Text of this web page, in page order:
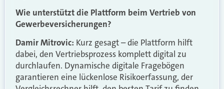
Wie unterstützt die Plattform beim Vertrieb von
Gewerbeversicherungen?
Damir Mitrovic: Kurz gesagt – die Plattform hilft
dabei, den Vertriebsprozess komplett digital zu
durchlaufen. Dynamische digitale Fragebögen
garantieren eine lückenlose Risikoerfassung, der